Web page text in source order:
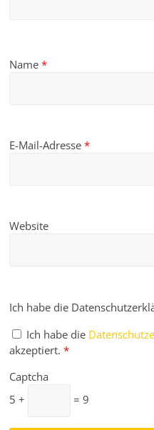
Name*
E-Mail-Adresse*
Website
Ich habe die
Ich habe die
akzeptiert. *
Captcha
5 +
= 9